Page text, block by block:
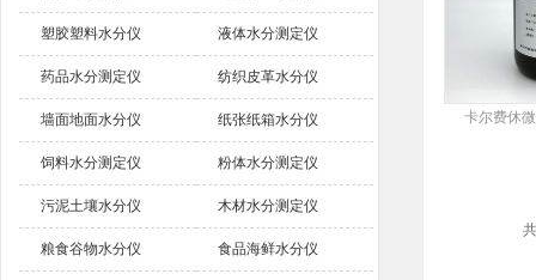
塑胶塑料水分仪 液体水分测定仪
药品水分测定仪 纺织皮革水分仪
墙面地面水分仪 纸张纸箱水分仪
饲料水分测定仪 粉体水分测定仪
污泥土壤水分仪 木材水分测定仪
粮食谷物水分仪 食品海鲜水分仪
卡尔费休
共